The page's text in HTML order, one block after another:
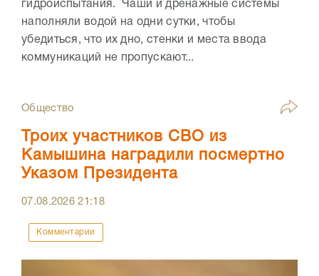
гидроиспытания. Чаши и дренажные системы
наполняли водой на одни сутки, чтобы
убедиться, что их дно, стенки и места ввода
коммуникаций не пропускают...
Общество
Троих участников СВО из
Камышина наградили посмертно
Указом Президента
07.08.202621:18
Комментарии